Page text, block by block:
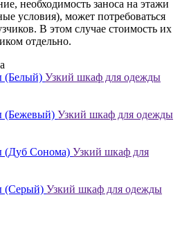
необходимость заноса на этажи
условия), может потребоваться
В этом случае стоимость их
отдельно.
Узкий шкаф для одежды
Узкий шкаф для одежды
Узкий шкаф для
Узкий шкаф для одежды